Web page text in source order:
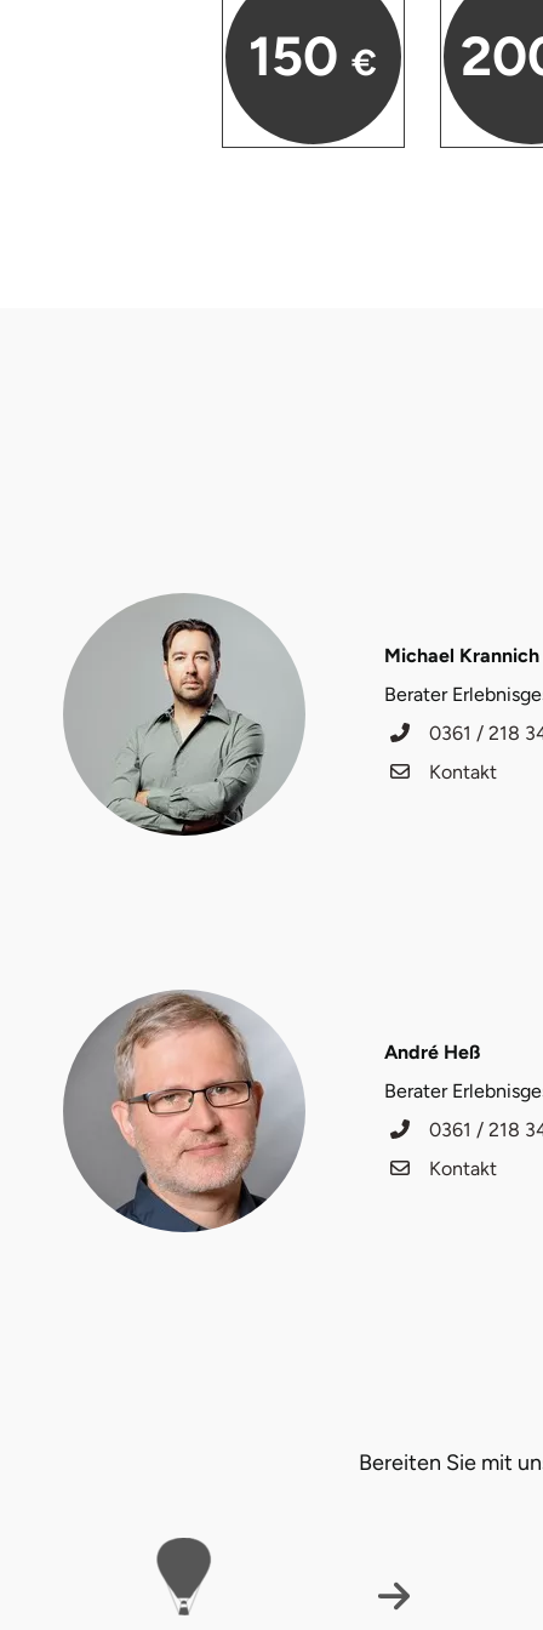
150 €
Michael Krannich
Berater
0361 / 218
Kontakt
André Heß
Berater
0361 / 218
Kontakt
Bereiten Sie mit
Geiselwind
Gelnhausen
Görlitz
Halle
Hamburg